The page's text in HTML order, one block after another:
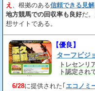
え 、根拠のある信頼できる見解
地方競馬での回収率も良好だ
想サイトである。
【優良】
ターフビジ
トレセンリ
ト認定され
6/28に提供された｢ エコノミ